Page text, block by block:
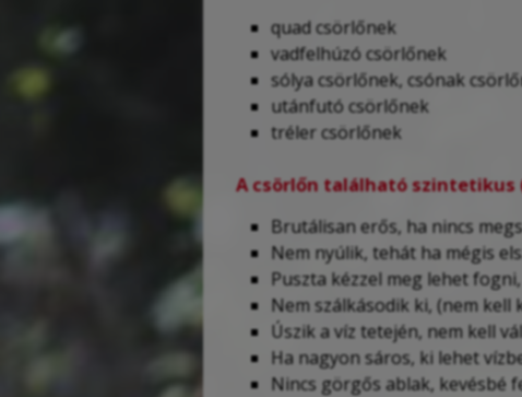
quad csörlőnek
vadfelhúzó csörlőnek
sólya csörlőnek, csónak
utánfutó csörlőnek
tréler csörlőnek
A csörlőn található szintetikus
Brutálisan erős, ha nincs
Nem nyúlik, tehát ha mégis
Puszta kézzel meg lehet
Nem szálkásodik ki, (nem kell
Úszik a víz tetején, nem kell
Ha nagyon sáros, ki lehet
Nincs görgős ablak, kevésbé